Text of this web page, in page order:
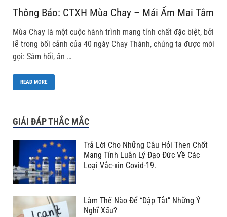
Thông Báo: CTXH Mùa Chay – Mái Ấm Mai Tâm
Mùa Chay là một cuộc hành trình mang tính chất đặc biệt, bởi
lẽ trong bối cảnh của 40 ngày Chay Thánh, chúng ta được mời
gọi: Sám hối, ăn …
READ MORE
GIẢI ĐÁP THẮC MẮC
Trả Lời Cho Những Câu Hỏi Then Chốt
Mang Tính Luân Lý Đạo Đức Về Các
Loại Vắc-xin Covid-19.
Làm Thế Nào Để “Dập Tắt” Những Ý
Nghĩ Xấu?